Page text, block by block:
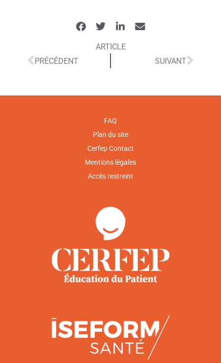
ARTICLE
PRÉCÉDENT
SUIVANT
FAQ
Plan du site
Cerfep Contact
Mentions légales
Accès restreint